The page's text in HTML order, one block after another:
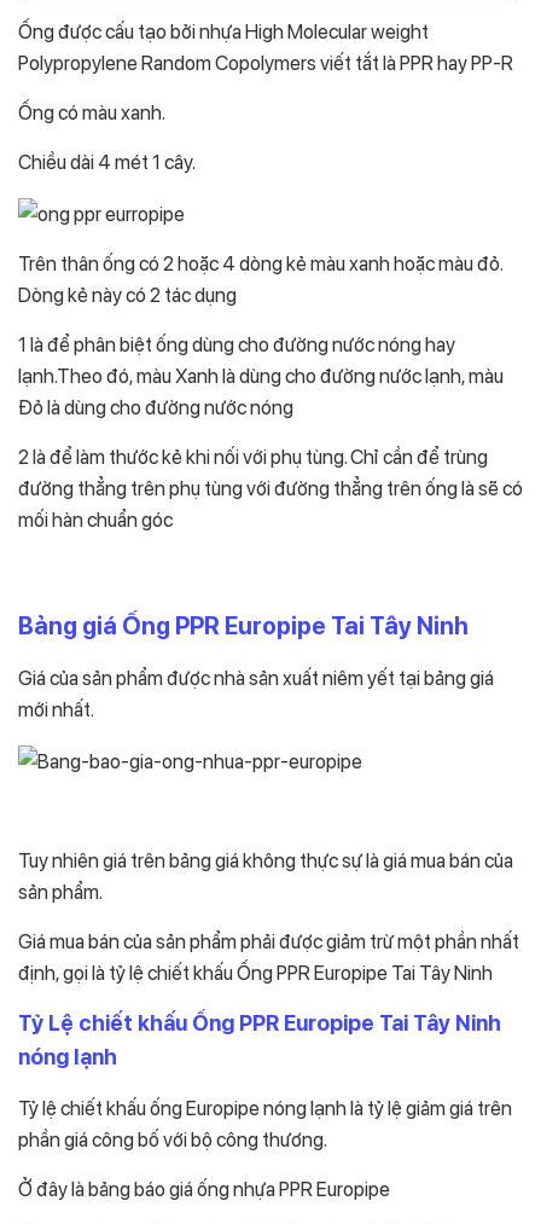
Ống được cấu tạo bởi nhựa High Molecular weight
Polypropylene Random Copolymers viết tắt là PPR hay PP-R
Ống có màu xanh.
Chiều dài 4 mét 1 cây.
Trên thân ống có 2 hoặc 4 dòng kẻ màu xanh hoặc màu đỏ.
Dòng kẻ này có 2 tác dụng
1 là để phân biệt ống dùng cho đường nước nóng hay
lạnh.Theo đó, màu Xanh là dùng cho đường nước lạnh, màu
Đỏ là dùng cho đường nước nóng
2 là để làm thước kẻ khi nối với phụ tùng. Chỉ cần để trùng
đường thẳng trên phụ tùng với đường thẳng trên ống là sẽ có
mối hàn chuẩn góc
Bảng giá Ống PPR Europipe Tai Tây Ninh
Giá của sản phẩm được nhà sản xuất niêm yết tại bảng giá
mới nhất.
Tuy nhiên giá trên bảng giá không thực sự là giá mua bán của
sản phẩm.
Giá mua bán của sản phẩm phải được giảm trừ một phần nhất
định, gọi là tỷ lệ chiết khấu Ống PPR Europipe Tai Tây Ninh
Tỷ Lệ chiết khấu Ống PPR Europipe Tai Tây Ninh
nóng lạnh
Tỷ lệ chiết khấu ống Europipe nóng lạnh là tỷ lệ giảm giá trên
phần giá công bố với bộ công thương.
Ở đây là bảng báo giá ống nhựa PPR Europipe